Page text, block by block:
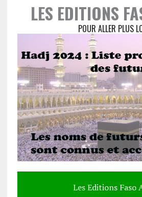
LES EDITIONS
POUR ALLER PLUS
Les Editions Faso